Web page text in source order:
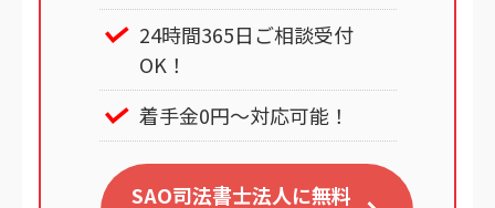
24時間365日ご相談受付
OK！
着手金0円～対応可能！
SAO司法書士法人に無料